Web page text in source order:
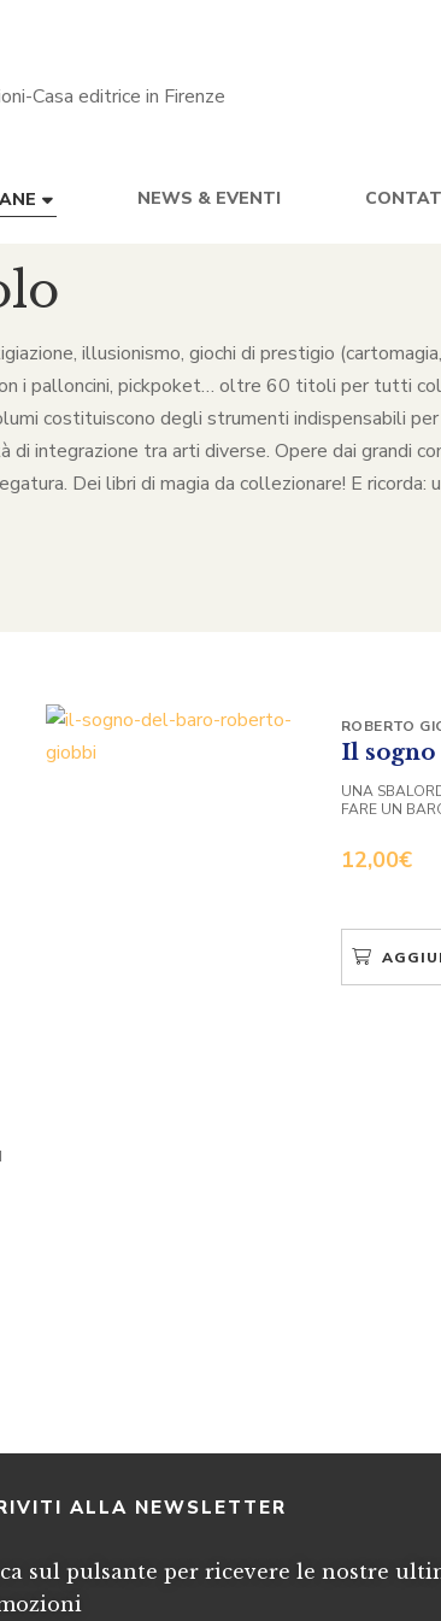
NEWS & EVENTI
illusionismo, giochi di prestigio
i palloncini, pickpoket… oltre 60 titoli per tutti
costituiscono degli strumenti indispensabili per
di integrazione tra arti diverse. Opere dai grandi
Dei libri di magia da collezionare! E ricorda:
Il
12,00€
ROBERTO
UNA
FARE UN
ALLA NEWSLETTER
sul pulsante per ricevere le nostre